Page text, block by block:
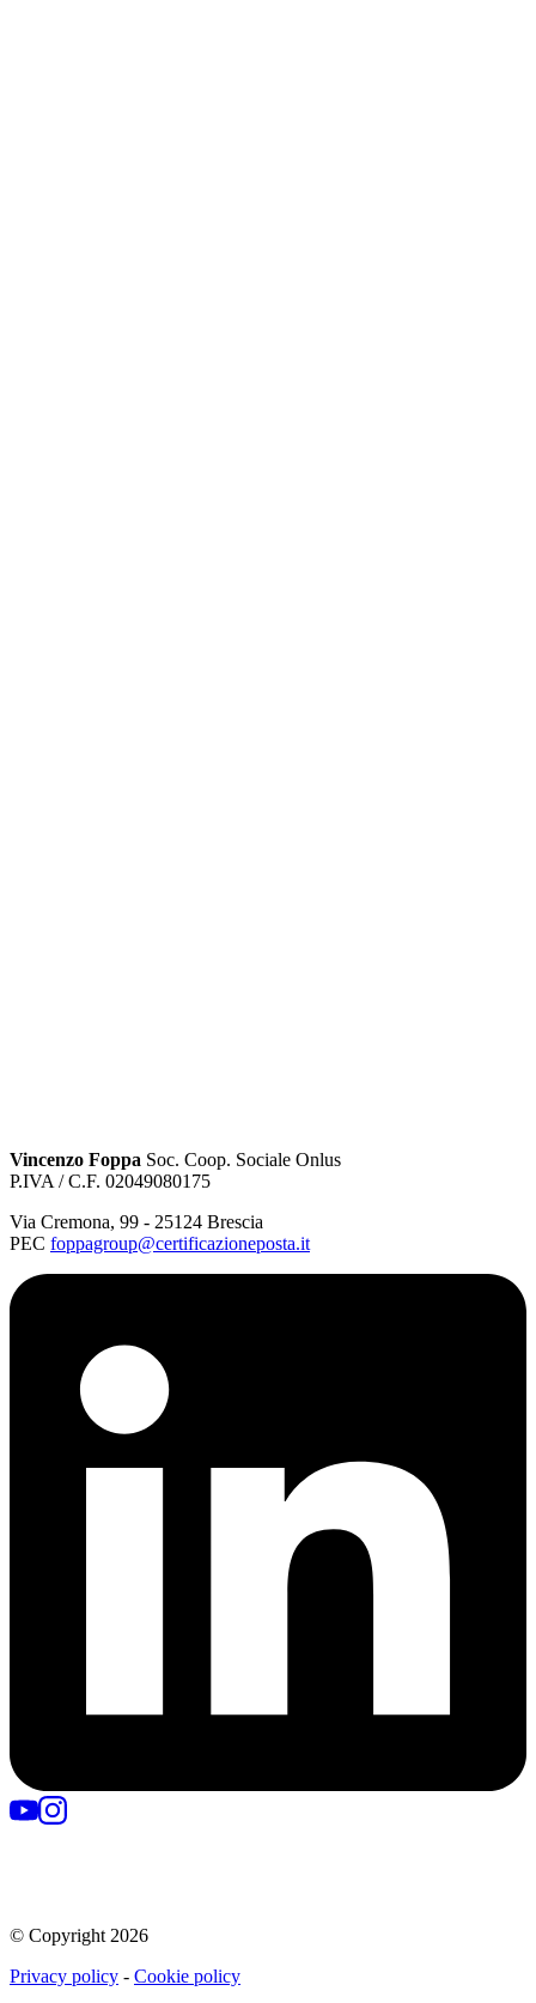
Vincenzo Foppa Soc. Coop. Sociale Onlus
P.IVA / C.F. 02049080175
Via Cremona, 99 - 25124 Brescia
PEC foppagroup@certificazioneposta.it
© Copyright 2026
Privacy policy - Cookie policy